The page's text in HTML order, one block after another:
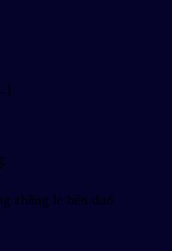
zhǎng le hěn duō